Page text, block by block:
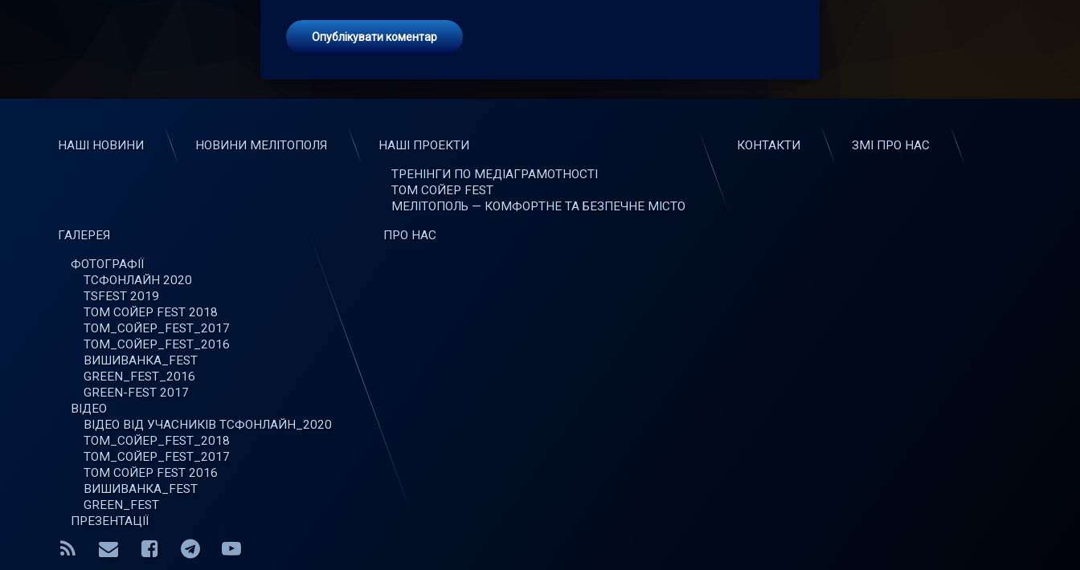
НАШІ НОВИНИ НОВИНИ МЕЛІТОПОЛЯ
НАШІ ПРОЕКТИ
ТРЕНІНГИ ПО МЕДІАГРАМОТНОСТІ
ТОМ СОЙЕР FEST
МЕЛІТОПОЛЬ — КОМФОРТНЕ ТА БЕЗПЕЧНЕ МІСТО
КОНТАКТИ ЗМІ ПРО НАС
ГАЛЕРЕЯ
ФОТОГРАФІЇ
ТСФОНЛАЙН 2020
TSFEST 2019
ТОМ СОЙЕР FEST 2018
ТОМ_СОЙЕР_FEST_2017
ТОМ_СОЙЕР_FEST_2016
ВИШИВАНКА_FEST
GREEN_FEST_2016
GREEN-FEST 2017
ВІДЕО
ВІДЕО ВІД УЧАСНИКІВ ТСФОНЛАЙН_2020
ТОМ_СОЙЕР_FEST_2018
ТОМ_СОЙЕР_FEST_2017
ТОМ СОЙЕР FEST 2016
ВИШИВАНКА_FEST
GREEN_FEST
ПРЕЗЕНТАЦІЇ
ПРО НАС
RSS E-mailFacebook
TelegramYouTube